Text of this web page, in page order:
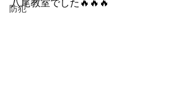
防犯
八尾教室でした🔥🔥🔥